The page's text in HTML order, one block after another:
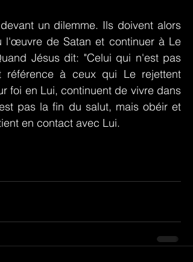
un dilemme. Ils doivent alors
de Satan et continuer à Le
Jésus dit: "Celui qui n'est pas
à ceux qui Le rejettent
foi en Lui, continuent de vivre dans
pas la fin du salut, mais obéir et
en contact avec Lui.